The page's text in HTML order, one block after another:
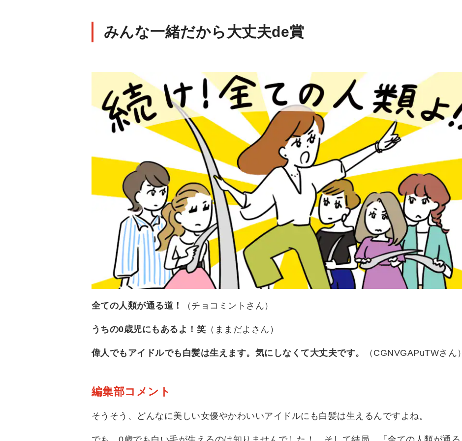
みんな一緒だから大丈夫de賞
全ての人類が通る道！ （チョコミントさん）
うちの0歳児にもあるよ！笑 （ままだよさん）
偉人でもアイドルでも白髪は生えます。気にしなくて大丈夫です。 （CGNVGAPuTWさん）
編集部コメント
そうそう、どんなに美しい女優やかわいいアイドルにも白髪は生えるんですよね。